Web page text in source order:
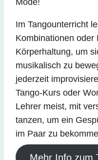
Mode!
Im Tangounterricht
Kombinationen oder
Körperhaltung, um
musikalisch zu
jederzeit
Tango-Kurs oder
Lehrer meist, mit
tanzen, um ein
im Paar zu
Mehr Info zum